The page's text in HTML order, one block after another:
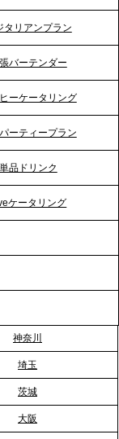
が会話のス
のケータ
セカンド
リアのサー
くり」をサ
の花見オー
まま懇親
える『オフ
タリアンプラン
バーテンダー
ーケータリング
ーティープラン
単品ドリンク
ケータリング
神奈川
埼玉
茨城
大阪